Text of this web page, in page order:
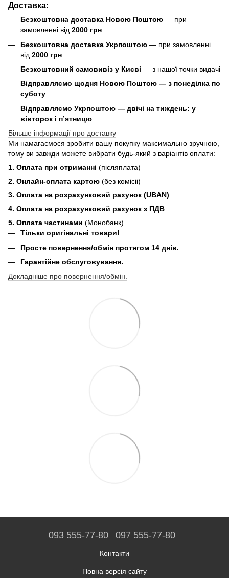
Доставка:
Безкоштовна доставка Новою Поштою — при
замовленні від 2000 грн
Безкоштовна доставка Укрпоштою — при замовленні
від 2000 грн
Безкоштовний самовивіз у Києві — з нашої точки видачі
Відправляємо щодня Новою Поштою — з понеділка по
суботу
Відправляємо Укрпоштою — двічі на тиждень: у
вівторок і п’ятницю
Більше інформації про доставку
Ми намагаємося зробити вашу покупку максимально зручною,
тому ви завжди можете вибрати будь-який з варіантів оплати:
1. Оплата при отриманні (післяплата)
2. Онлайн-оплата картою (без комісіі)
3. Оплата на розрахунковий рахунок (UBAN)
4. Оплата на розрахунковий рахунок з ПДВ
5. Оплата частинами (Монобанк)
Тільки оригінальні товари!
Просте повернення/обмін протягом 14 днів.
Гарантійне обслуговування.
Докладніше про повернення/обмін.
093 555-77-80 097 555-77-80
Контакти
Повна версія сайту